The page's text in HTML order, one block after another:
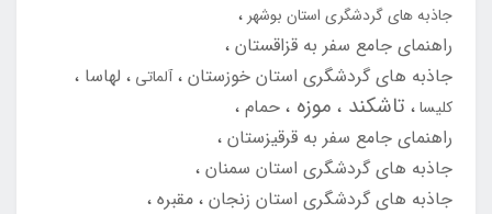
جاذبه های گردشگری استان بوشهر
راهنمای جامع سفر به قزاقستان
جاذبه های گردشگری استان خوزستان
آلماتی لهاسا
کلیسا تاشکند موزه
حمام
راهنمای جامع سفر به قرقیزستان
جاذبه های گردشگری استان سمنان
جاذبه های گردشگری استان زنجان مقبره